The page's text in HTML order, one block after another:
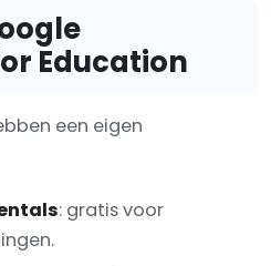
Education
een eigen
: gratis voor